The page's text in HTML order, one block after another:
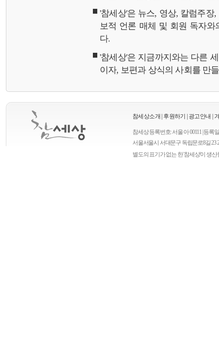
'참세상'은 뉴스, 영상, 칼럼주
보적 언론 매체 및 회원 독자와
다.
'참세상'은 지금까지와는 다른
이자, 보편과 상식의 사회를 만
참세상소개 후원하기 광고안내
참세상 등록번호: 서울 아 00111 | 등록
서울서울시 서대문구 독립문로8길 23
별도의 표기가 없는 한 '참세상'이 생